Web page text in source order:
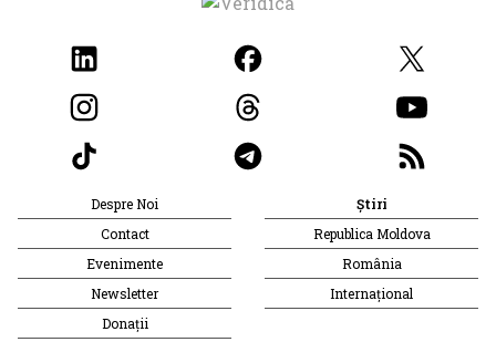
Despre Noi
Contact
Evenimente
Newsletter
Donații
Știri
Republica Moldova
România
Internațional